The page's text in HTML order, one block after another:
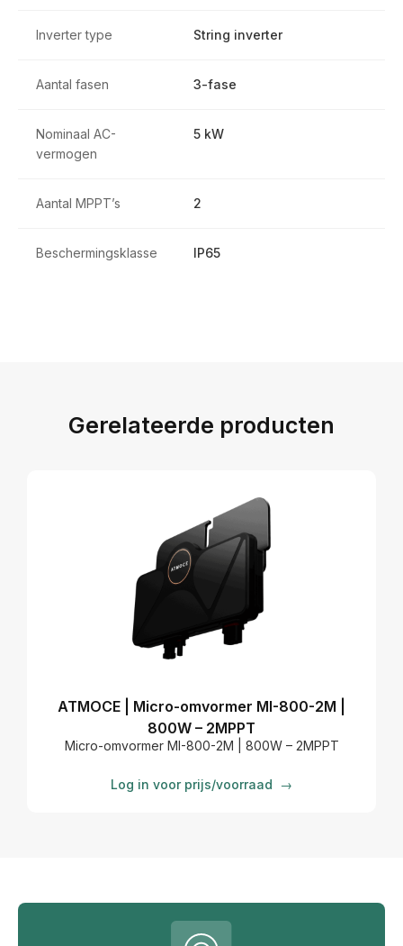
Inverter type String inverter
Aantal fasen 3-fase
Nominaal AC-
vermogen
5 kW
Aantal MPPT’s 2
Beschermingsklasse IP65
Gerelateerde producten
ATMOCE | Micro-omvormer MI-800-2M |
800W – 2MPPT
Micro-omvormer MI-800-2M | 800W – 2MPPT
Log in voor prijs/voorraad →